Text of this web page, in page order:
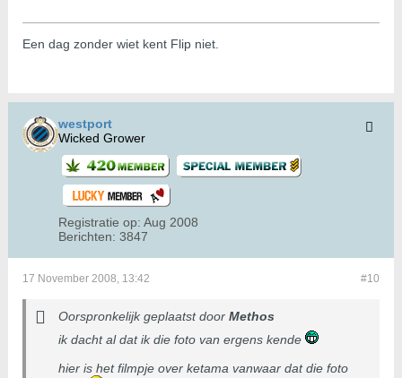
Een dag zonder wiet kent Flip niet.
westport
Wicked Grower
Registratie op: Aug 2008
Berichten: 3847
#10
17 November 2008, 13:42
Oorspronkelijk geplaatst door Methos
ik dacht al dat ik die foto van ergens kende
hier is het filmpje over ketama vanwaar dat die foto